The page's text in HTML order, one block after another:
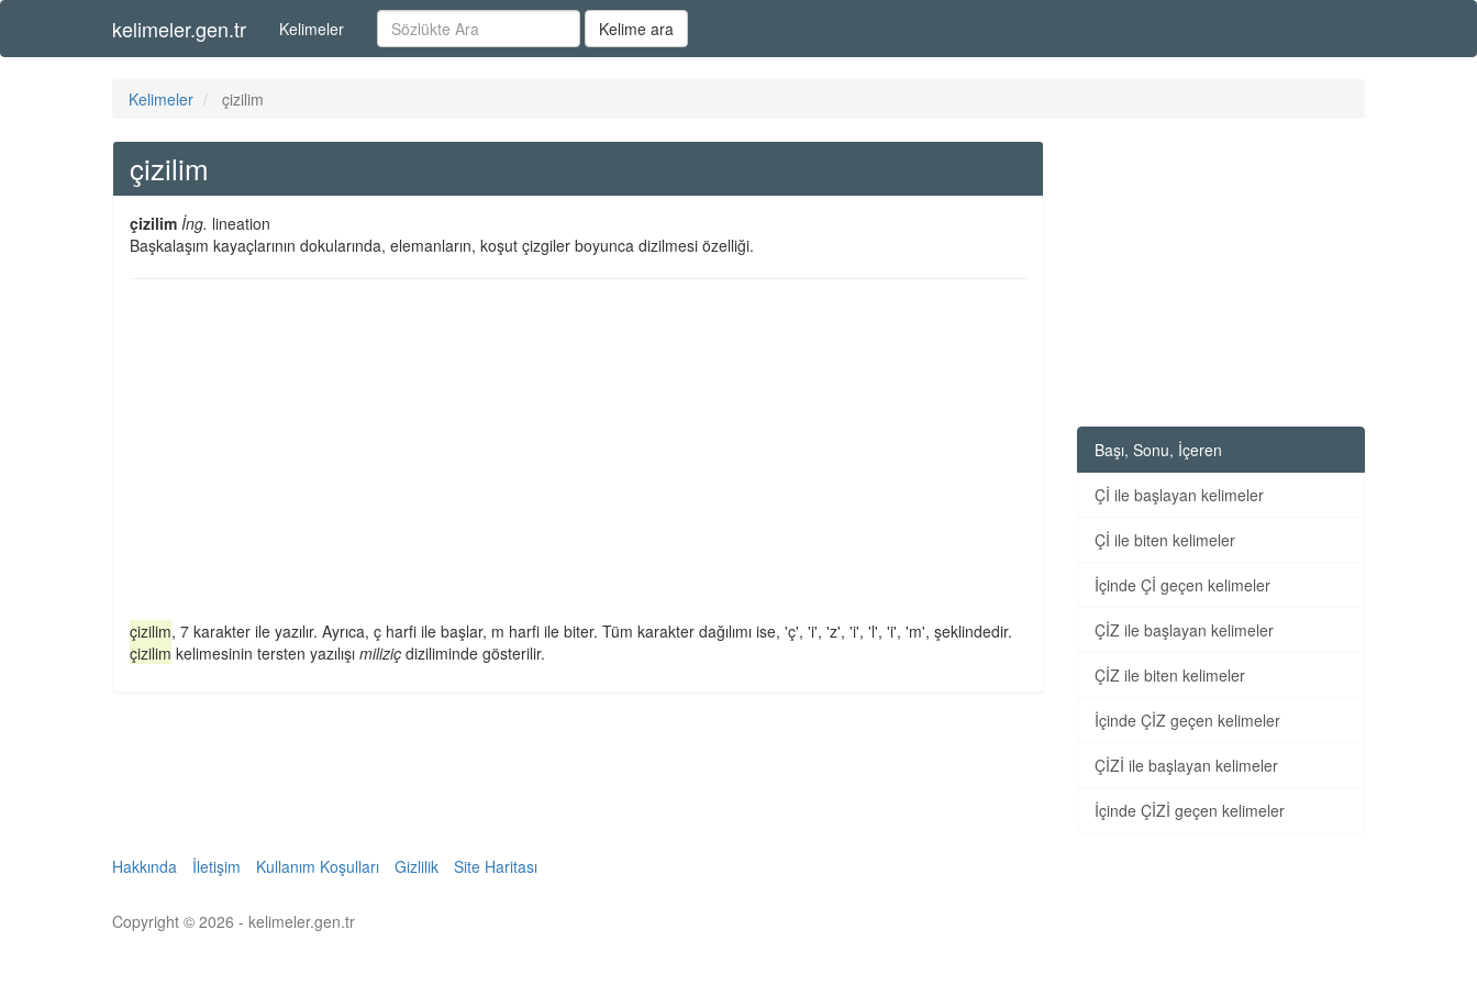
kelimeler.gen.tr Kelimeler Kelime ara
Kelimeler çizilim
çizilim
çizilim İng. lineation
Başkalaşım kayaçlarının dokularında, elemanların, koşut çizgiler boyunca dizilmesi özelliği.
çizilim, 7 karakter ile yazılır. Ayrıca, ç harfi ile başlar, m harfi ile biter. Tüm karakter dağılımı ise, 'ç', 'i', 'z', 'i', 'l', 'i', 'm', şeklindedir.
çizilim kelimesinin tersten yazılışı miliziç diziliminde gösterilir.
Başı, Sonu, İçeren
Çİ ile başlayan kelimeler
Çİ ile biten kelimeler
İçinde Çİ geçen kelimeler
ÇİZ ile başlayan kelimeler
ÇİZ ile biten kelimeler
İçinde ÇİZ geçen kelimeler
ÇİZİ ile başlayan kelimeler
İçinde ÇİZİ geçen kelimeler
Hakkında İletişim Kullanım Koşulları Gizlilik Site Haritası
Copyright © 2026 - kelimeler.gen.tr